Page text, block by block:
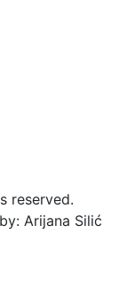
reserved.
Arijana Silić